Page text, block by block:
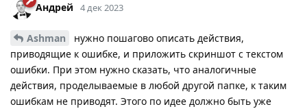
Андрей 4 дек 2023
Ashman
нужно пошагово описать действия,
приводящие к ошибке, и приложить скриншот с текстом
ошибки. При этом нужно сказать, что аналогичные
действия, проделываемые в любой другой папке, к таким
ошибкам не приводят. Этого по идее должно быть уже